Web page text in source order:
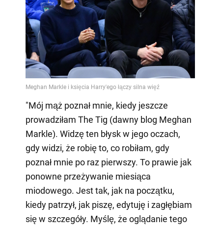
"Mój mąż poznał mnie, kiedy jeszcze
prowadziłam The Tig (dawny blog Meghan
Markle). Widzę ten błysk w jego oczach,
gdy widzi, że robię to, co robiłam, gdy
poznał mnie po raz pierwszy. To prawie jak
ponowne przeżywanie miesiąca
miodowego. Jest tak, jak na początku,
kiedy patrzył, jak piszę, edytuję i zagłębiam
się w szczegóły. Myślę, że oglądanie tego